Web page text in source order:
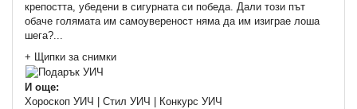
крепостта, убедени в сигурната си победа. Дали този път
обаче голямата им самоувереност няма да им изиграе лоша
шега?...
+ Щипки за снимки
И още:
Хороскоп УИЧ | Стил УИЧ | Конкурс УИЧ